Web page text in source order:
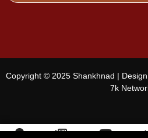
Copyright © 2025 Shankhnad |
7k